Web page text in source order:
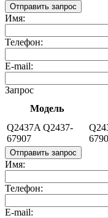
Отправить запрос
Имя:
Телефон:
E-mail:
Запрос
Модель
Q2437A Q2437-
67907
Отправить запрос
Имя:
Телефон:
E-mail: